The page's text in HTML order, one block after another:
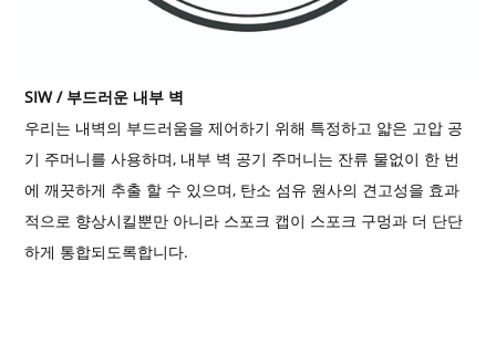
SIW / 부드러운 내부 벽
우리는 내벽의 부드러움을 제어하기 위해 특정하고 얇은 고압 공
기 주머니를 사용하며, 내부 벽 공기 주머니는 잔류 물없이 한 번
에 깨끗하게 추출 할 수 있으며, 탄소 섬유 원사의 견고성을 효과
적으로 향상시킬뿐만 아니라 스포크 캡이 스포크 구멍과 더 단단
하게 통합되도록합니다.